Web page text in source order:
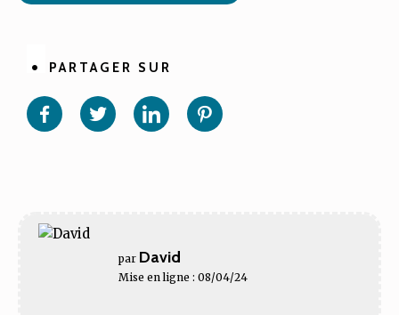
PARTAGER SUR
Partager
sur
Partager
sur sur
par David
Mise en ligne : 08/04/24